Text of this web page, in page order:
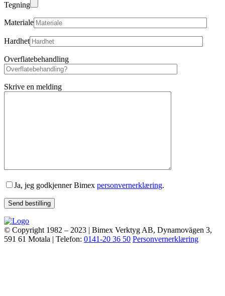
Tegning
Materiale
Hardhet
Overflatebehandling
Skrive en melding
Ja, jeg godkjenner Bimex personvernerklæring.
© Copyright 1982 – 2023 | Bimex Verktyg AB, Dynamovägen 3,
591 61 Motala | Telefon: 0141-20 36 50 Personvernerklæring